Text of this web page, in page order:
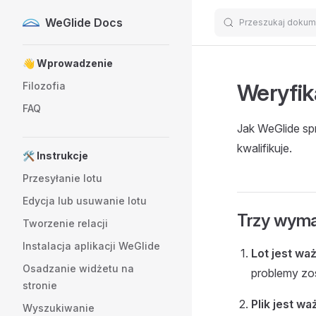
Skip to content
WeGlide Docs Przeszukaj
👋 Wprowadzenie
Filozofia
FAQ
🛠️ Instrukcje
Przesyłanie lotu
Edycja lub usuwanie lotu
Tworzenie relacji
Instalacja aplikacji WeGlide
Osadzanie widżetu na
stronie
Wyszukiwanie
Jak WeGlide
kwalifikuje.
Trzy
Lot jest
problemy
Plik jest